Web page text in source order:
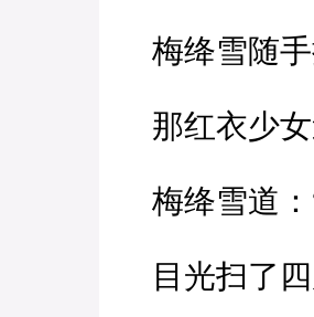
梅绛雪随手
那红衣少
梅绛雪道：
目光扫了四